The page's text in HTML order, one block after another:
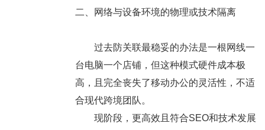
二、网络与设备环境的物理或技术隔离
过去防关联最稳妥的办法是一根网线一
台电脑一个店铺，但这种模式硬件成本极
高，且完全丧失了移动办公的灵活性，不适
合现代跨境团队。
现阶段，更高效且符合SEO和技术发展